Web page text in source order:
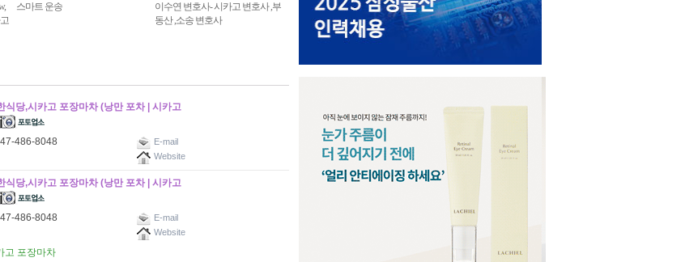
스마트 운송
이수연 변호사- 시카고 변호사 ,부
동산 ,소송 변호사
당,시카고 포장마차 (낭만 포차 | 시카고
486-8048
E-mail
Website
당,시카고 포장마차 (낭만 포차 | 시카고
486-8048
E-mail
Website
고 포장마차